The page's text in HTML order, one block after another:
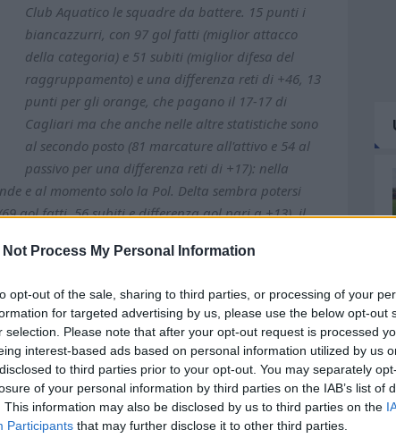
Not Process My Personal Information
opt-out of the sale, sharing to third parties, or processing of your
for targeted advertising by us, please use the below opt-out
selection. Please note that after your opt-out request is processed
interest-based ads based on personal information utilized by us
to third parties prior to your opt-out. You may separately
of your personal information by third parties on the IAB’s list of
This information may also be disclosed by us to third parties on the
Participants that may further disclose it to other third parties.
Club Aquatico le squadre da battere. 15 punti i
biancazzurri, con 97 gol fatti (miglior attacco
della categoria) e 51 subiti (miglior difesa del
raggruppamento) e una differenza reti di +46, 13
punti per gli orange, che pagano il 17-17 di
Cagliari ma che anche nelle altre statistiche sono
al secondo posto (81 marcature all'attivo e 54 al
passivo per una differenza reti di +17): nella
e al momento solo la Pol. Delta sembra potersi
gol fatti, 56 subiti e differenza gol pari a +13), il
nel prossimo e delicato turno, il sesto in
ci sarà il match clou di giornata e per la squadra di
calendario abbastanza agevole, è un test di
sulle ali dell'entusiasmo e consapevole delle
al salto di categoria dopo l'immensa
sconfitta nella finale playoff), ma non può
dalla vittoria esterna sulla Libertas
Filip Stipan Nadj, il nuovo straniero che nel
(che per esigenze personali è andato a Genova),
“La partita non è stata facile come dice il risultato”,